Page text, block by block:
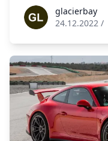
glacierbayglacierbay
24.12.2022 /